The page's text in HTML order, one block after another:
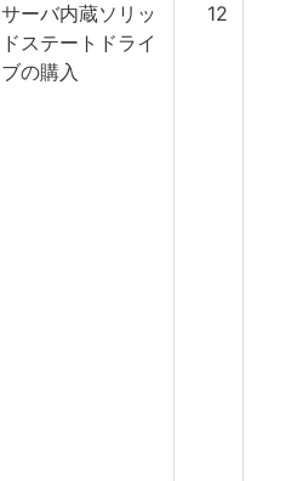
サーバ内蔵ソリッ
ドステートドライ
ブの購入
12